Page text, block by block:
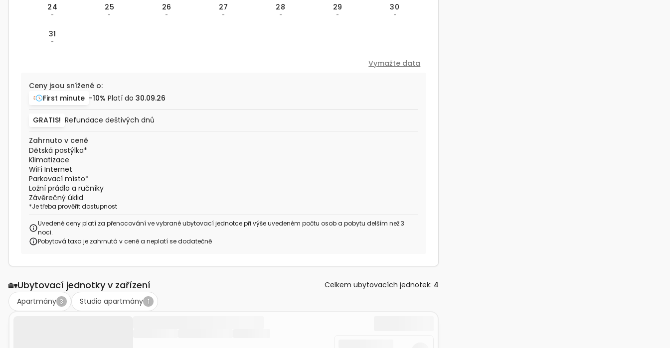
24
-
25
-
26
-
27
-
28
-
29
-
30
-
31
-
Vymažte data
Ceny jsou snížené o:
First minute -10% Platí do 30.09.26
GRATIS! Refundace deštivých dnů
Zahrnuto v ceně
Dětská postýlka*
Klimatizace
WiFi Internet
Parkovací místo*
Ložní prádlo a ručníky
Závěrečný úklid
*Je třeba prověřit dostupnost
Uvedené ceny platí za přenocování ve vybrané ubytovací jednotce při výše uvedeném počtu osob a pobytu delším než 3
noci.
Pobytová taxa je zahrnutá v ceně a neplatí se dodatečně
🏡Ubytovací jednotky v zařízení Celkem ubytovacích jednotek: 4
Apartmány 3 Studio apartmány 1